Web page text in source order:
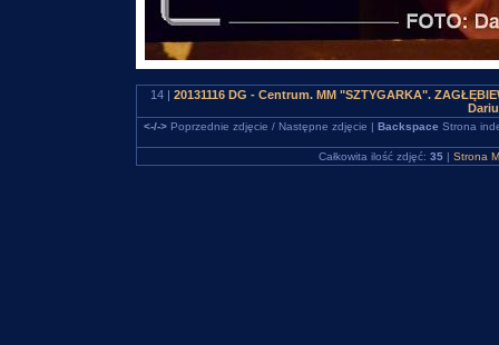
14 | 20131116 DG - Centrum. MM "SZTYGARKA".
<-/->Poprzednie zdjęcie / Następne zdjęcie | Backspace Strona
Całkowita ilość zdjęć: 35 | Strona